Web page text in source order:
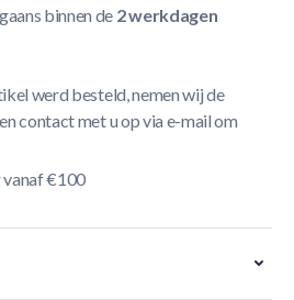
binnen de 2 werkdagen
werd besteld, nemen wij de
contact met u op via e-mail om
€100